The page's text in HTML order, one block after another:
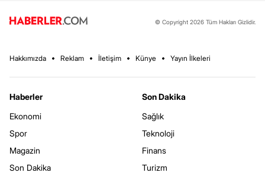
© Copyright 2026 Tüm Hakları Gizlidir.
Hakkımızda Reklam İletişim Künye Yayın İlkeleri
Haberler
Ekonomi
Spor
Magazin
Son Dakika
Son Dakika
Sağlık
Teknoloji
Finans
Turizm